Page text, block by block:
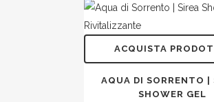
ACQUISTA
AQUA DI SORRENTO |
SHOWER GEL